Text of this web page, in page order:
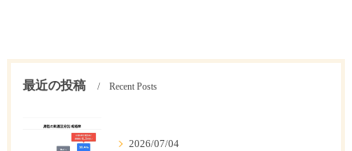
最近の投稿 Recent Posts
2026/07/04